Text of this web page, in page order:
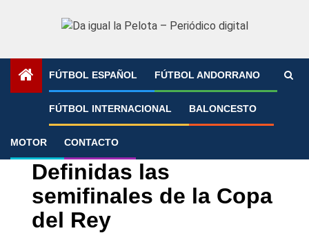
FÚTBOL ESPAÑOL FÚTBOL ANDORRANO
FÚTBOL INTERNACIONAL BALONCESTO
MOTOR CONTACTO
»
Athletic Club Bilbao Copa del Rey
Definidas las
semifinales de la Copa
del Rey